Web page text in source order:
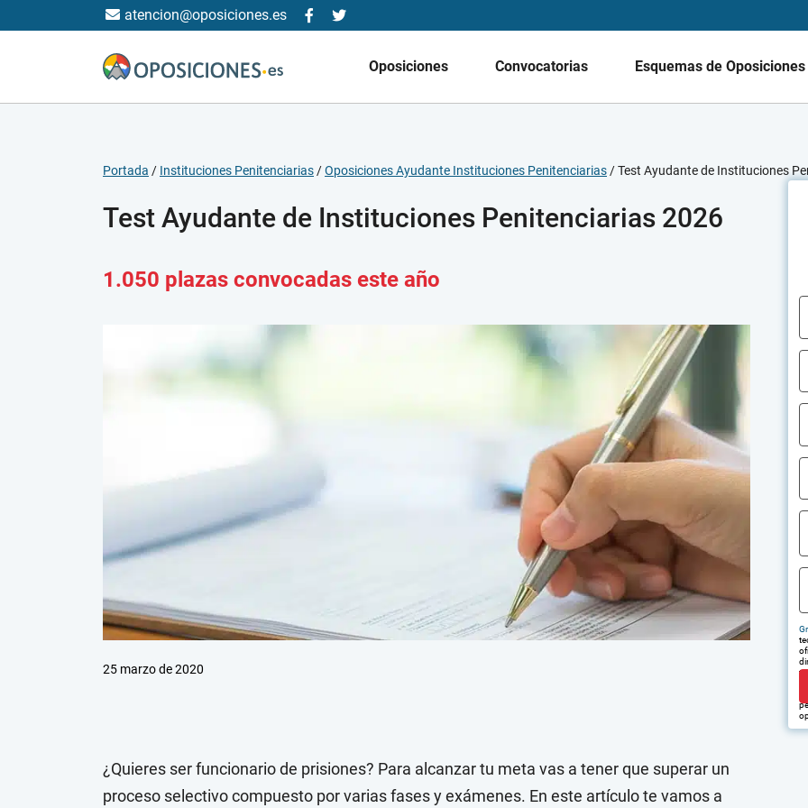
atencion@oposiciones.es
Oposiciones Convocatorias Esquemas de Oposiciones
Portada / Instituciones Penitenciarias /Oposiciones Ayudante Instituciones Penitenciarias /Test Ayudante de Instituciones
Test Ayudante de Instituciones Penitenciarias 2026
1.050 plazas convocadas este año
25 marzo de 2020
¿Quieres ser funcionario de prisiones? Para alcanzar tu meta vas a tener que superar un
proceso selectivo compuesto por varias fases y exámenes. En este artículo te vamos a